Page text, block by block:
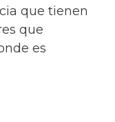
que tienen
que
es